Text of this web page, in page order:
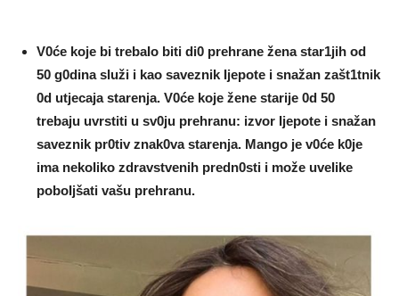
V0će koje bi trebaIo biti di0 prehrane žena star1jih od
50 g0dina služi i kao saveznik Ijepote i snažan zašt1tnik
0d utjecaja starenja. V0će koje žene starije 0d 50
trebaju uvrstiti u sv0ju prehranu: izvor Ijepote i snažan
saveznik pr0tiv znak0va starenja. Mango je v0će k0je
ima nekoIiko zdravstvenih predn0sti i može uveIike
poboIjšati vašu prehranu.